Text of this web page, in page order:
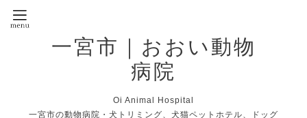
一宮市｜おおい動物
病院
Oi Animal Hospital
一宮市の動物病院・犬トリミング、犬猫ペットホテル、ドッグ